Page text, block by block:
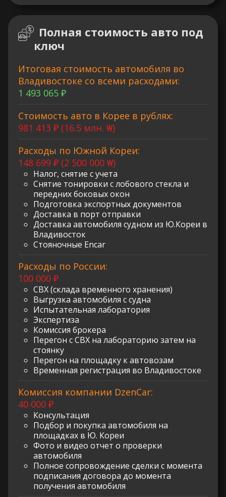
Полная стоимость авто под
ключ
Итоговая стоимость автомобиля во
Владивостоке со всеми расходами:
1 493 065 ₽
Стоимость авто в Корее в рублях:
981 413 ₽ (16.5 млн. ₩)
Расходы по Южной Кореи:
148 699 ₽ (2 500 000 ₩)
Налог, снятие с учета
Снятие тонировки с лобового стекла и
передних боковых окон
Подготовка экспортных документов
Доставка в порт отправки
Доставка автомобиля судном из Ю.Кореи в
Владивосток
Стояночные Encar
Расходы по России:
100 000 ₽
СВХ (склада временного хранения)
Выгрузка автомобиля с судна
Испытательная лаборатория
Экспертиза
Комиссия брокера
Перегон с СВХ на лабораторию затем на
стоянку
Перегон на площадку к автовозам
Временная регистрация во Владивостоке
Комиссия компании DzenCar:
40 000 ₽
Консультация
Подбор и покупка автомобиля на
площадках в Ю. Кореи
Фото и видео отчет о проверки
автомобиля
Полное сопровождение сделки с момента
подписания договора до момента
получения автомобиля